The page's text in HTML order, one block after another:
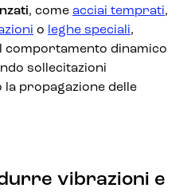
, come acciai temprati,
o leghe speciali,
dinamico
sollecitazioni
la propagazione delle
vibrazioni e